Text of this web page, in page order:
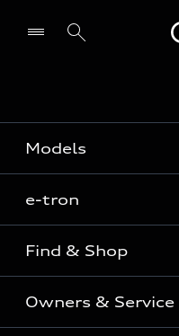
Models
Sedan
SUV
Coupe
e-tron
e-tron
Find & Shop
전시장/AAP 전시장/AS센터
Owners & Service